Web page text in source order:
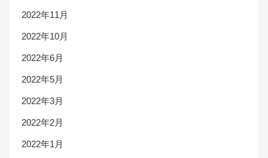
2022年11月
2022年10月
2022年6月
2022年5月
2022年3月
2022年2月
2022年1月